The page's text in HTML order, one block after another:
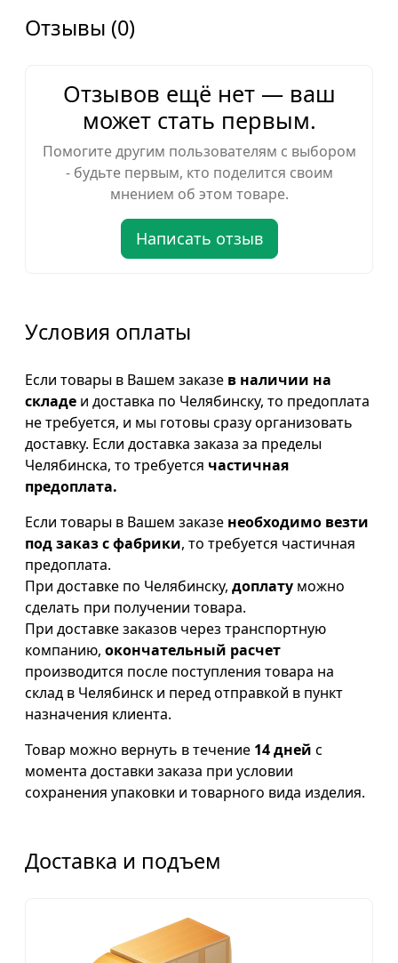
Отзывы (0)
Отзывов ещё нет — ваш
может стать первым.
Помогите другим пользователям с выбором
- будьте первым, кто поделится своим
мнением об этом товаре.
Написать отзыв
Условия оплаты
Если товары в Вашем заказе в наличии на
складе и доставка по Челябинску, то предоплата
не требуется, и мы готовы сразу организовать
доставку. Если доставка заказа за пределы
Челябинска, то требуется частичная
предоплата.
Если товары в Вашем заказе необходимо везти
под заказ с фабрики, то требуется частичная
предоплата.
При доставке по Челябинску, доплату можно
сделать при получении товара.
При доставке заказов через транспортную
компанию, окончательный расчет
производится после поступления товара на
склад в Челябинск и перед отправкой в пункт
назначения клиента.
Товар можно вернуть в течение 14 дней с
момента доставки заказа при условии
сохранения упаковки и товарного вида изделия.
Доставка и подъем